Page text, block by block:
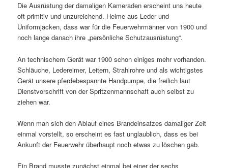
Die Ausrüstung der damaligen Kameraden erscheint uns heute
oft primitiv und unzureichend. Helme aus Leder und
Uniformjacken, dass war für die Feuerwehrmänner von 1900 und
noch lange danach ihre „persönliche Schutzausrüstung“.
An technischem Gerät war 1900 schon einiges mehr vorhanden.
Schläuche, Ledereimer, Leitern, Strahlrohre und als wichtigstes
Gerät unsere pferdebespannte Handpumpe, die freilich laut
Dienstvorschrift von der Spritzenmannschaft auch selbst zu
ziehen war.
Wenn man sich den Ablauf eines Brandeinsatzes damaliger Zeit
einmal vorstellt, so erscheint es fast unglaublich, dass es bei
Ankunft der Feuerwehr überhaupt noch etwas zu löschen gab.
Ein Brand musste zunächst einmal bei einer der sechs